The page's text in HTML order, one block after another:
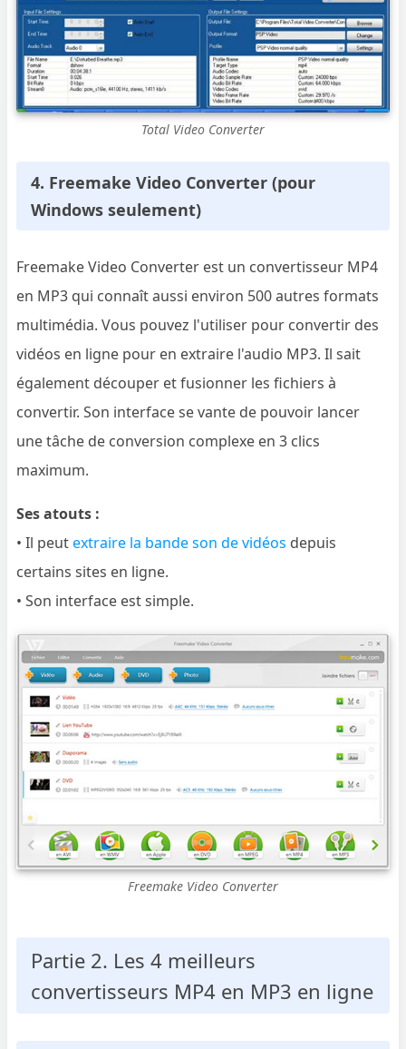
Total Video Converter
4. Freemake Video Converter (pour
Windows seulement)
Freemake Video Converter est un convertisseur MP4
en MP3 qui connaît aussi environ 500 autres formats
multimédia. Vous pouvez l'utiliser pour convertir des
vidéos en ligne pour en extraire l'audio MP3. Il sait
également découper et fusionner les fichiers à
convertir. Son interface se vante de pouvoir lancer
une tâche de conversion complexe en 3 clics
maximum.
Ses atouts :
• Il peutextraire la bande son de vidéos depuis
certains sites en ligne.
• Son interface est simple.
Freemake Video Converter
Partie 2. Les 4 meilleurs
convertisseurs MP4 en MP3 en ligne